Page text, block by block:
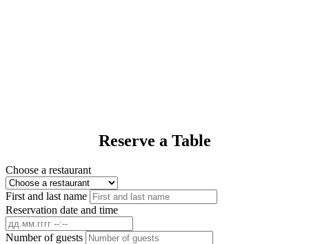
Reserve a Table
Choose a restaurant
First and last name
Reservation date and time
Number of guests